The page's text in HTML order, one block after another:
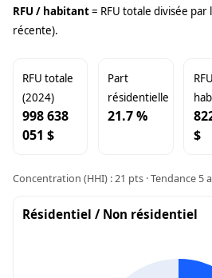
RFU / habitant= RFU totale divisée
récente).
RFU totale
(2024)
998 638
051 $
Part
résidentielle
21.7 %
$
Concentration (HHI) : 21 pts · Tendance 5
Résidentiel / Non résidentiel